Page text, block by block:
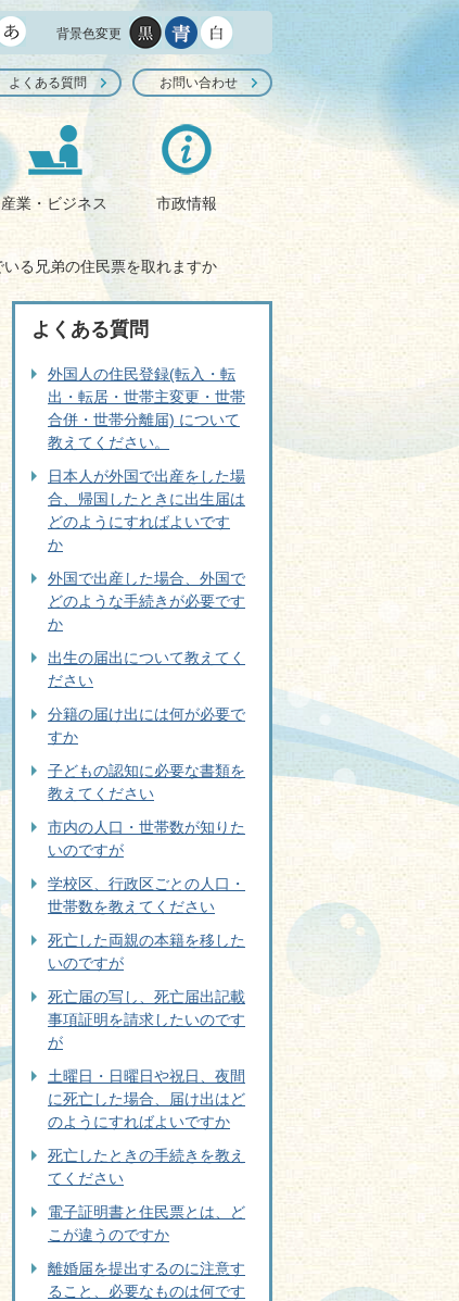
背景色変更
よくある質問 お問い合わせ
産業・ビジネス 市政情報
る兄弟の住民票を取れますか
よくある質問
外国人の住民登録(転入・転
出・転居・世帯主変更・世帯
合併・世帯分離届) について
教えてください。
日本人が外国で出産をした場
合、帰国したときに出生届は
どのようにすればよいです
か
外国で出産した場合、外国で
どのような手続きが必要です
か
出生の届出について教えてく
ださい
分籍の届け出には何が必要で
すか
子どもの認知に必要な書類を
教えてください
市内の人口・世帯数が知りた
いのですが
学校区、行政区ごとの人口・
世帯数を教えてください
死亡した両親の本籍を移した
いのですが
死亡届の写し、死亡届出記載
事項証明を請求したいのです
が
土曜日・日曜日や祝日、夜間
に死亡した場合、届け出はど
のようにすればよいですか
死亡したときの手続きを教え
てください
電子証明書と住民票とは、ど
こが違うのですか
離婚届を提出するのに注意す
ること、必要なものは何です